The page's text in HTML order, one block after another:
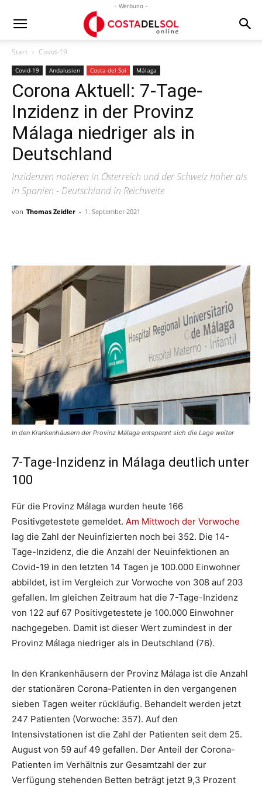
- Werbung -
Start Covid-19
Covid-19 Andalusien Costa del Sol Málaga
Corona Aktuell: 7-Tage-
Inzidenz in der Provinz
Málaga niedriger als in
Deutschland
Inzidenzen notieren in Österreich und der Schweiz höher als
in Spanien - Deutschland in Reichweite
von Thomas Zeidler - 1. September 2021
In den Krankenhäusern der Provinz Málaga entspannt sich die Lage weiter
7-Tage-Inzidenz in Málaga deutlich unter
100
Für die Provinz Málaga wurden heute 166
Positivgetestete gemeldet. Am Mittwoch der Vorwoche
lag die Zahl der Neuinfizierten noch bei 352. Die 14-
Tage-Inzidenz, die die Anzahl der Neuinfektionen an
Covid-19 in den letzten 14 Tagen je 100.000 Einwohner
abbildet, ist im Vergleich zur Vorwoche von 308 auf 203
gefallen. Im gleichen Zeitraum hat die 7-Tage-Inzidenz
von 122 auf 67 Positivgetestete je 100.000 Einwohner
nachgegeben. Damit ist dieser Wert zumindest in der
Provinz Málaga niedriger als in Deutschland (76).
In den Krankenhäusern der Provinz Málaga ist die Anzahl
der stationären Corona-Patienten in den vergangenen
sieben Tagen weiter rückläufig. Behandelt werden jetzt
247 Patienten (Vorwoche: 357). Auf den
Intensivstationen ist die Zahl der Patienten seit dem 25.
August von 59 auf 49 gefallen. Der Anteil der Corona-
Patienten im Verhältnis zur Gesamtzahl der zur
Verfügung stehenden Betten beträgt jetzt 9,3 Prozent